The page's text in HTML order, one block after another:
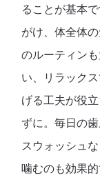
ることが基本
がけ、体全体
のルーティン
い、リラック
げる工夫が役
ずに。毎日の
スウォッシュ
噛むのも効果的